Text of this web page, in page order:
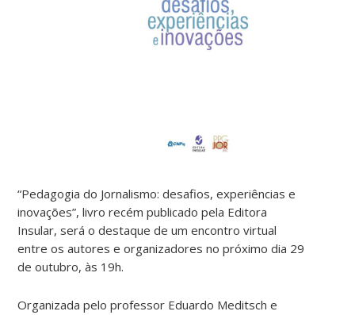
“Pedagogia do Jornalismo: desafios, experiências e
inovações”, livro recém publicado pela Editora
Insular, será o destaque de um encontro virtual
entre os autores e organizadores no próximo dia 29
de outubro, às 19h.
Organizada pelo professor Eduardo Meditsch e